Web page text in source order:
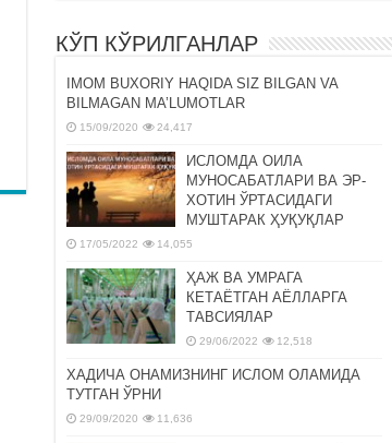
КЎП КЎРИЛГАНЛАР
IMOM BUXORIY HAQIDA SIZ BILGAN VA
BILMAGAN MA’LUMOTLAR
15/09/2020 24,417
ИСЛОМДА ОИЛА
МУНОСАБАТЛАРИ ВА ЭР-
ХОТИН ЎРТАСИДАГИ
МУШТАРАК ҲУҚУҚЛАР
17/05/2022 14,055
ҲАЖ ВА УМРАГА
КЕТАЁТГАН АЁЛЛАРГА
ТАВСИЯЛАР
29/06/2022 12,518
ХАДИЧА ОНАМИЗНИНГ ИСЛОМ ОЛАМИДА
ТУТГАН ЎРНИ
29/09/2020 11,636